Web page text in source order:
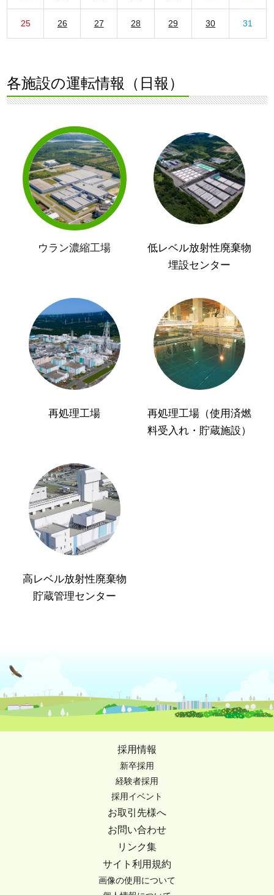
25 26 27 28 29 30 31
各施設の運転情報（日報）
ウラン濃縮工場
低レベル放射性廃棄物
埋設センター
再処理工場
再処理工場（使用済燃
料受入れ・貯蔵施設）
高レベル放射性廃棄物
貯蔵管理センター
採用情報
新卒採用
経験者採用
採用イベント
お取引先様へ
お問い合わせ
リンク集
サイト利用規約
画像の使用について